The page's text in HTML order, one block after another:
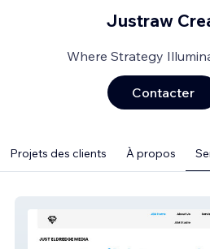
Justraw
Where Strategy
Contacter
Projets des clients À propos